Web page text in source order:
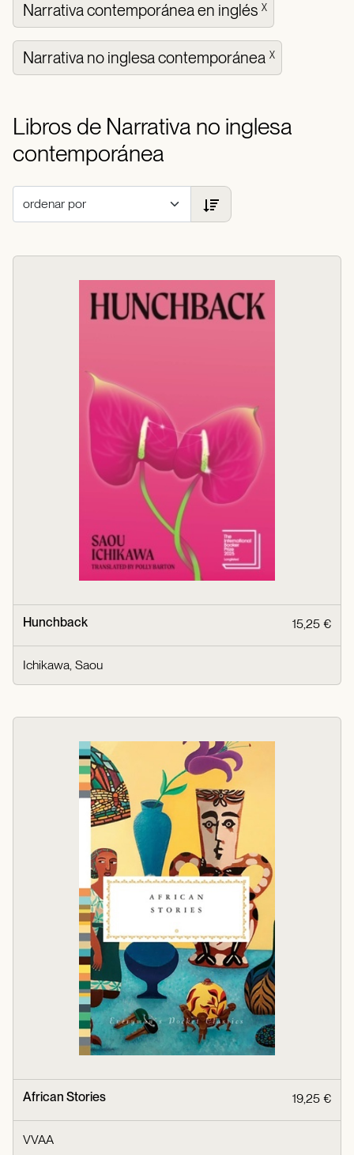
Narrativa contemporánea en inglés X
Narrativa no inglesa contemporánea X
Libros de Narrativa no inglesa
contemporánea
Hunchback 15,25 €
Ichikawa, Saou
African Stories 19,25 €
VVAA